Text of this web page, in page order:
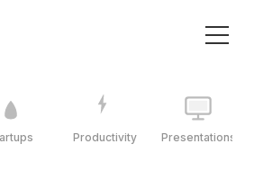
Productivity Presentations